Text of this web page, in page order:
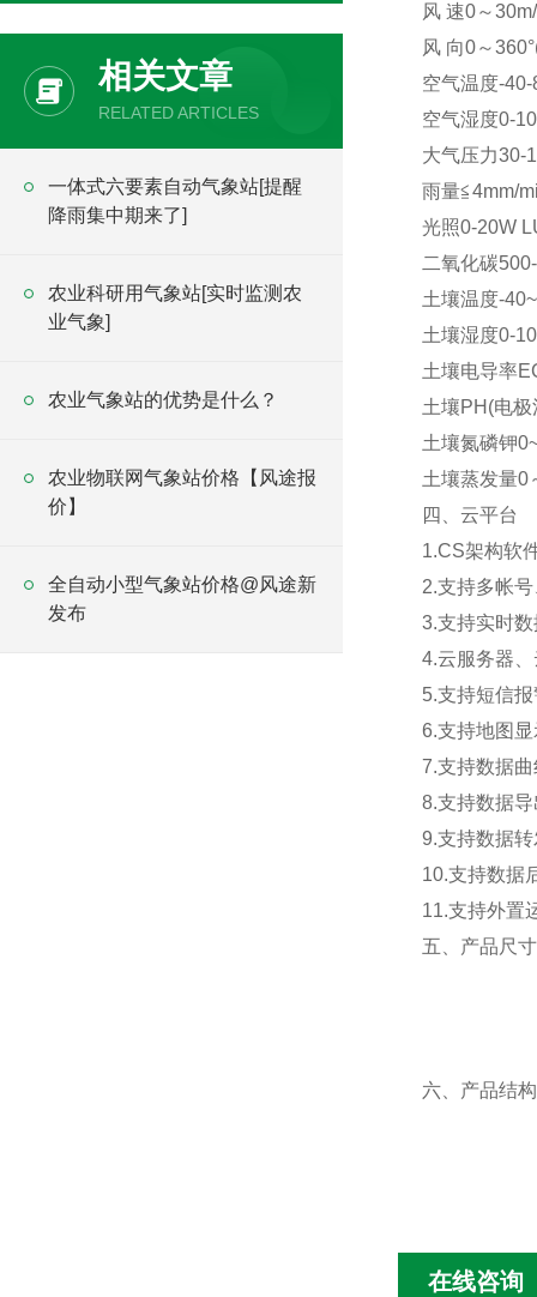
相关文章
RELATED ARTICLES
一体式六要素自动气象站[提醒
降雨集中期来了]
农业科研用气象站[实时监测农
业气象]
农业气象站的优势是什么？
农业物联网气象站价格【风途报
价】
全自动小型气象站价格@风途新
发布
风 速0～
风 向0～
空气温度-
空气湿度0-
大气压力30-
雨量≦4mm/
光照0-20W
二氧化碳
土壤温度-
土壤湿度0-
土壤电导率
土壤PH(电
土壤氮磷钾
土壤蒸发量0
四、云平台
1.CS架构软
2.支持多帐
3.支持实时
4.云服务器
5.支持短信
6.支持地图
7.支持数据
8.支持数据
9.支持数据
10.支持数据
11.支持外置
五、产品尺
六、产品结
在线咨询